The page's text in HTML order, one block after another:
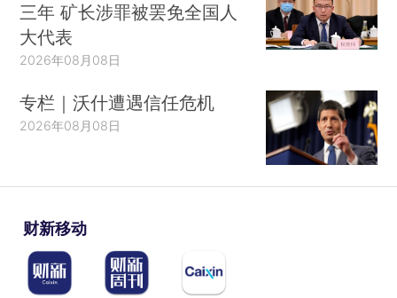
三年 矿长涉罪被罢免全国人
大代表
2026年08月08日
专栏｜沃什遭遇信任危机
2026年08月08日
财新移动